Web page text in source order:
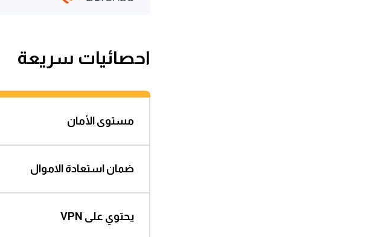
احصائيات سريعة
مستوى الأمان
ضمان استعادة الاموال
يحتوي على VPN